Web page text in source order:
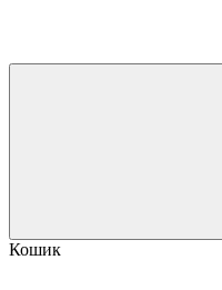
Кошик